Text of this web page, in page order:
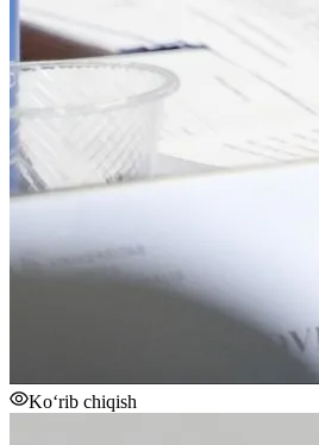
Ko‘rib chiqish